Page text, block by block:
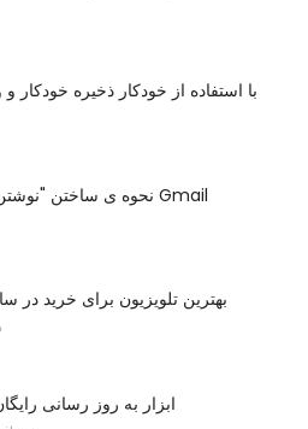
با استفاده از خودکار ذخیره خودکار
نحوه ی ساختن "نوشتن ایمیل" در Gmail
10 بهترین تلویزیون برای خرید در سال
10 ابزار به روز رسانی